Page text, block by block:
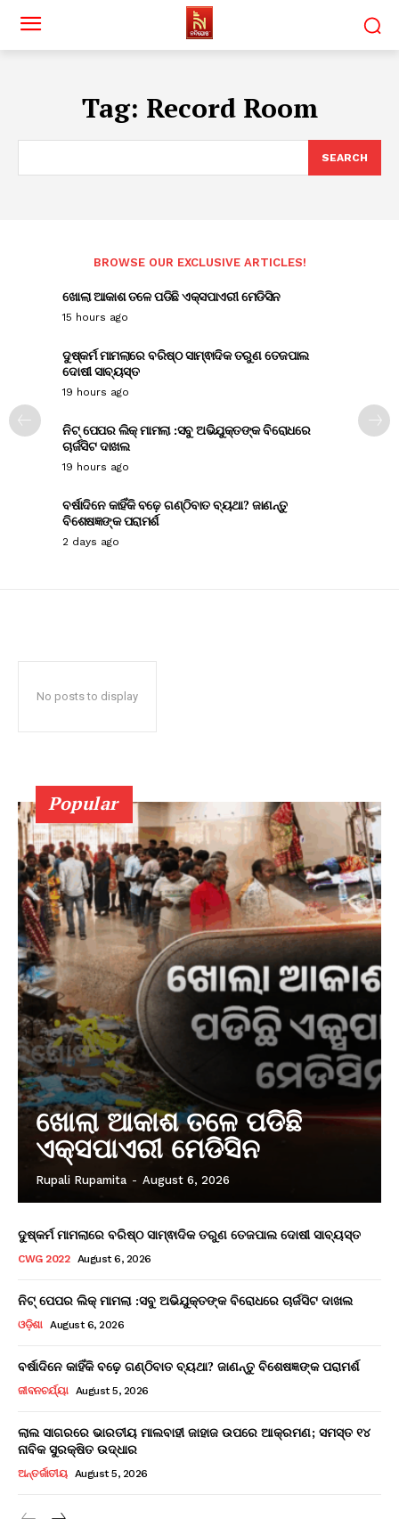
Tag: Record Room
SEARCH
BROWSE OUR EXCLUSIVE ARTICLES!
ଖୋଲା ଆକାଶ ତଳେ ପଡିଛି ଏକ୍ସପାଏରୀ ମେଡିସିନ
15 hours ago
ଦୁଷ୍କର୍ମ ମାମଲାରେ ବରିଷ୍ଠ ସାମ୍ଵାଦିକ ତରୁଣ ତେଜପାଲ
ଦୋଷୀ ସାବ୍ୟସ୍ତ
19 hours ago
ନିଟ୍ ପେପର ଲିକ୍ ମାମଲା :ସବୁ ଅଭିଯୁକ୍ତଙ୍କ ବିରୋଧରେ
ଚାର୍ଜସିଟ ଦାଖଲ
19 hours ago
ବର୍ଷାଦିନେ କାହିଁକି ବଢ଼େ ଗଣ୍ଠିବାତ ବ୍ୟଥା? ଜାଣନ୍ତୁ
ବିଶେଷଜ୍ଞଙ୍କ ପରାମର୍ଶ
2 days ago
No posts to display
Popular
ଖୋଲା ଆକାଶ ତଳେ ପଡିଛି
ଏକ୍ସପାଏରୀ ମେଡିସିନ
Rupali Rupamita - August 6, 2026
ଦୁଷ୍କର୍ମ ମାମଲାରେ ବରିଷ୍ଠ ସାମ୍ଵାଦିକ ତରୁଣ ତେଜପାଲ ଦୋଷୀ ସାବ୍ୟସ୍ତ
CWG 2022 August 6, 2026
ନିଟ୍ ପେପର ଲିକ୍ ମାମଲା :ସବୁ ଅଭିଯୁକ୍ତଙ୍କ ବିରୋଧରେ ଚାର୍ଜସିଟ ଦାଖଲ
ଓଡ଼ିଶା August 6, 2026
ବର୍ଷାଦିନେ କାହିଁକି ବଢ଼େ ଗଣ୍ଠିବାତ ବ୍ୟଥା? ଜାଣନ୍ତୁ ବିଶେଷଜ୍ଞଙ୍କ ପରାମର୍ଶ
ଜୀବନଚର୍ଯ୍ୟା August 5, 2026
ଲାଲ ସାଗରରେ ଭାରତୀୟ ମାଲବାହୀ ଜାହାଜ ଉପରେ ଆକ୍ରମଣ; ସମସ୍ତ ୧୪
ନାବିକ ସୁରକ୍ଷିତ ଉଦ୍ଧାର
ଅନ୍ତର୍ଜାତୀୟ August 5, 2026